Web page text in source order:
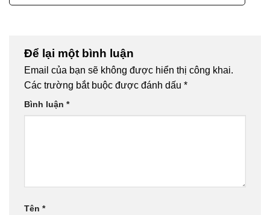
Để lại một bình luận
Email của bạn sẽ không được hiển thị công khai.
Các trường bắt buộc được đánh dấu *
Bình luận *
Tên *